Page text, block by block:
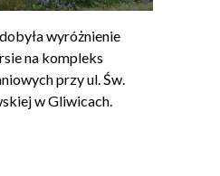
wyróżnienie
na kompleks
przy ul. Św.
w Gliwicach.